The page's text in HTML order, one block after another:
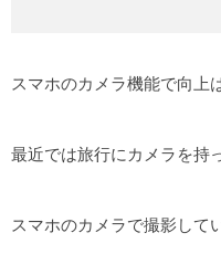
スマホのカメラ機能で向上
最近では旅行にカメラを持
スマホのカメラで撮影して